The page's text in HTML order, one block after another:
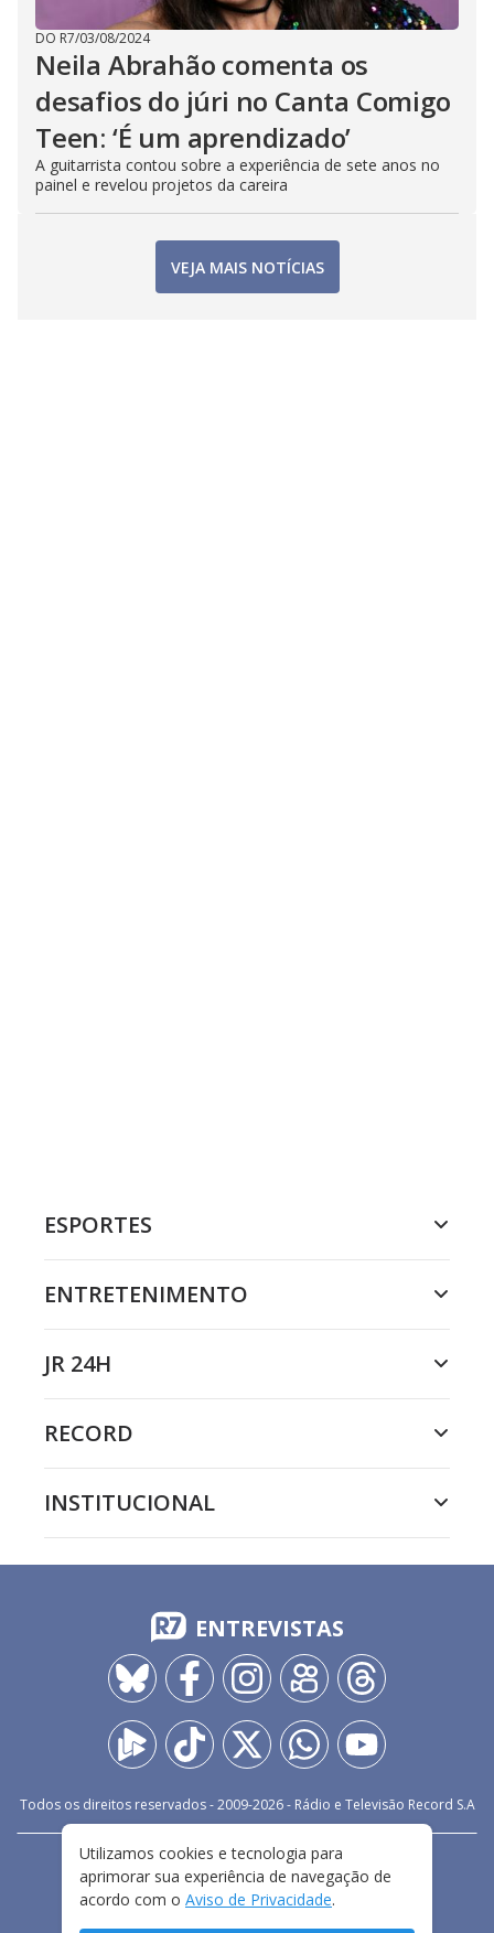
DO R7/03/08/2024
Neila Abrahão comenta os
desafios do júri no Canta Comigo
Teen: ‘É um aprendizado’
A guitarrista contou sobre a experiência de sete anos no
painel e revelou projetos da careira
VEJA MAIS NOTÍCIAS
ESPORTES
ENTRETENIMENTO
JR 24H
RECORD
INSTITUCIONAL
ENTREVISTAS
Todos os direitos reservados - 2009-2026- Rádio e Televisão Record S.A
FALE CONOSCO
PRIVACIDADE
TERMOS E CONDIÇÕES DE USO
Utilizamos cookies e tecnologia para
aprimorar sua experiência de navegação de
acordo com o Aviso de Privacidade.